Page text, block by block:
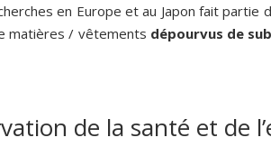
en Europe et au Japon fait
matières / vêtements dépourvus de
de la santé et de